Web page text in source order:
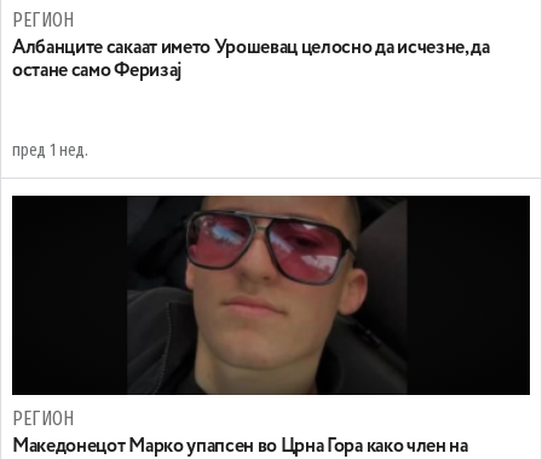
РЕГИОН
Aлбанците сакаат името Урошевац целосно да исчезне, да
остане само Феризај
пред 1 нед.
РЕГИОН
Maкедонецот Марко упапсен во Црна Гора како член на